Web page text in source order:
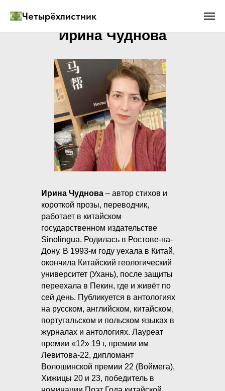
Четырёхлистник
Ирина Чуднова
Ирина Чуднова – автор стихов и
короткой прозы, переводчик,
работает в китайском
государственном издательстве
Sinolingua. Родилась в Ростове-на-
Дону. В 1993-м году уехала в Китай,
окончила Китайский геологический
университет (Ухань), после защиты
переехала в Пекин, где и живёт по
сей день. Публикуется в антологиях
на русском, английском, китайском,
португальском и польском языках в
журналах и антологиях. Лауреат
премии «12» 19 г, премии им
Левитова-22, дипломант
Волошинской премии 22 (Воймега),
Хижицы 20 и 23, победитель в